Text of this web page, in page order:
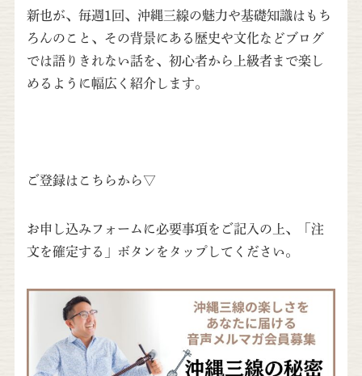
新也が、毎週1回、沖縄三線の魅力や基礎知識はもち
ろんのこと、その背景にある歴史や文化などブログ
では語りきれない話を、初心者から上級者まで楽し
めるように幅広く紹介します。
ご登録はこちらから▽
お申し込みフォームに必要事項をご記入の上、「注
文を確定する」ボタンをタップしてください。